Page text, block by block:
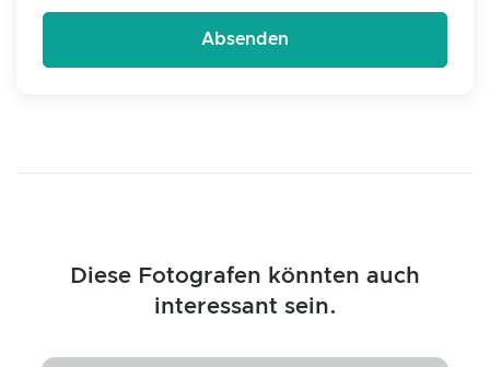
Diese Fotografen könnten auch
interessant sein.